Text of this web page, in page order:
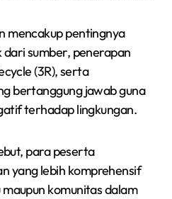
mencakup pentingnya
sumber, penerapan
(3R), serta
bertanggung jawab guna
terhadap lingkungan.
para peserta
yang lebih komprehensif
komunitas dalam